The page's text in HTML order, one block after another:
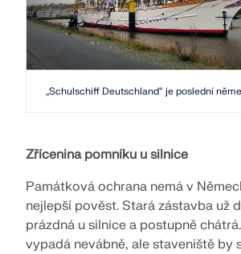
Online služba Dlubal poskytuje
rychlé stanovení sněhových
a seizmických údajů.
„Schulschiff Deutschland“ je poslední
Zřícenina pomníku u silnice
Památková ochrana nemá v
nejlepší pověst. Stará zástavba už
prázdná u silnice a postupně
vypadá nevábně, ale staveniště by